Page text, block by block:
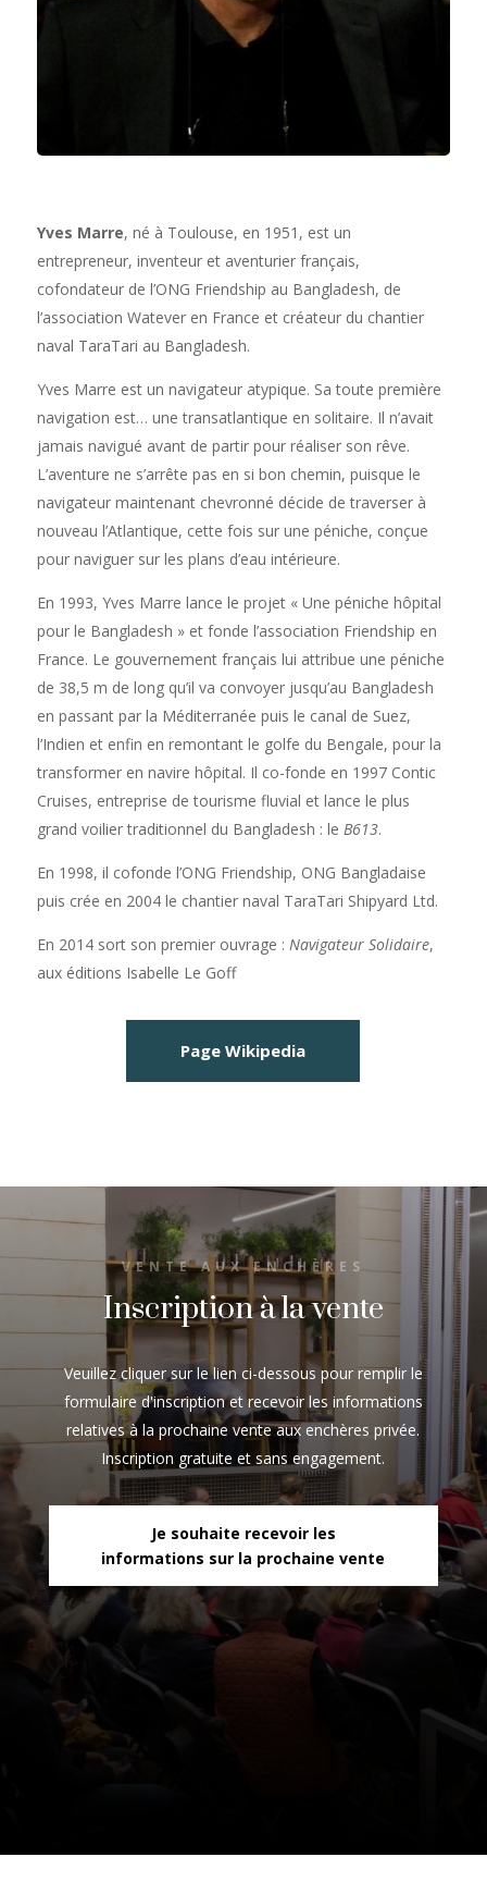
Yves Marre, né à Toulouse, en 1951, est un
entrepreneur, inventeur et aventurier français,
cofondateur de l’ONG Friendship au Bangladesh, de
l’association Watever en France et créateur du chantier
naval TaraTari au Bangladesh.
Yves Marre est un navigateur atypique. Sa toute première
navigation est… une transatlantique en solitaire. Il n’avait
jamais navigué avant de partir pour réaliser son rêve.
L’aventure ne s’arrête pas en si bon chemin, puisque le
navigateur maintenant chevronné décide de traverser à
nouveau l’Atlantique, cette fois sur une péniche, conçue
pour naviguer sur les plans d’eau intérieure.
En 1993, Yves Marre lance le projet « Une péniche hôpital
pour le Bangladesh » et fonde l’association Friendship en
France. Le gouvernement français lui attribue une péniche
de 38,5 m de long qu’il va convoyer jusqu’au Bangladesh
en passant par la Méditerranée puis le canal de Suez,
l’Indien et enfin en remontant le golfe du Bengale, pour la
transformer en navire hôpital. Il co-fonde en 1997 Contic
Cruises, entreprise de tourisme fluvial et lance le plus
grand voilier traditionnel du Bangladesh : le B613.
En 1998, il cofonde l’ONG Friendship, ONG Bangladaise
puis crée en 2004 le chantier naval TaraTari Shipyard Ltd.
En 2014 sort son premier ouvrage : Navigateur Solidaire,
aux éditions Isabelle Le Goff
Page Wikipedia
VENTE AUX ENCHÈRES
Inscription à la vente
Veuillez cliquer sur le lien ci-dessous pour remplir le
formulaire d'inscription et recevoir les informations
relatives à la prochaine vente aux enchères privée.
Inscription gratuite et sans engagement.
Je souhaite recevoir les
informations sur la prochaine vente